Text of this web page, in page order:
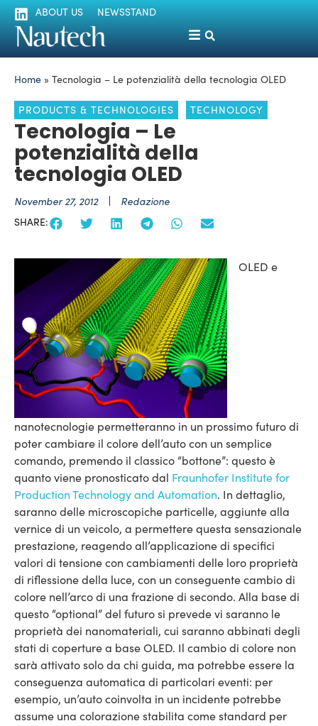
ABOUT US NEWSSTAND
Home » Tecnologia – Le potenzialità della tecnologia OLED
PRODUCTS & TECHNOLOGIES TECHNOLOGY
Tecnologia – Le
potenzialità della
tecnologia OLED
November 27, 2012 Redazione
SHARE:
OLED e
nanotecnologie permetteranno in un prossimo futuro di
poter cambiare il colore dell’auto con un semplice
comando, premendo il classico “bottone”: questo è
quanto viene pronosticato dal Fraunhofer Institute for
Production Technology and Automation. In dettaglio,
saranno delle microscopiche particelle, aggiunte alla
vernice di un veicolo, a permettere questa sensazionale
prestazione, reagendo all’applicazione di specifici
valori di tensione con cambiamenti delle loro proprietà
di riflessione della luce, con un conseguente cambio di
colore nell’arco di una frazione di secondo. Alla base di
questo “optional” del futuro si prevede vi saranno le
proprietà dei nanomateriali, cui saranno abbinati degli
stati di coperture a base OLED. Il cambio di colore non
sarà attivato solo da chi guida, ma potrebbe essere la
conseguenza automatica di particolari eventi: per
esempio, un’auto coinvolta in un incidente potrebbe
assume una colorazione stabilita come standard per